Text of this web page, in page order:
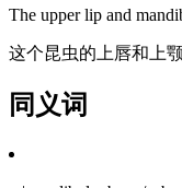
The upper lip and
这个昆虫的上唇和上
同义词